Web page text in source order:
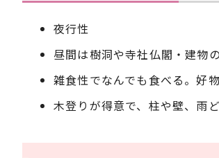
夜行性
昼間は樹洞や寺社仏閣・建物
雑食性でなんでも食べる。好
木登りが得意で、柱や壁、雨